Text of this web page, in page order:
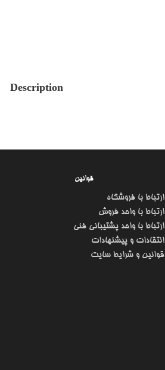
Description
قوانین
ارتباط با فروشگاه
ارتباط با واحد فروش
ارتباط با واحد پشتیبانی فنی
انتقادات و پیشنهادات
قوانین و شرایط سایت